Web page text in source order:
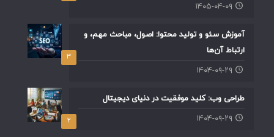
۱۴۰۵-۰۴-۰۹
۳
آموزش سئو و تولید محتوا: اصول، مباحث مهم، و
ارتباط آن‌ها
۱۴۰۴-۰۹-۲۹
۲
طراحی وب: کلید موفقیت در دنیای دیجیتال
۱۴۰۴-۰۹-۲۹